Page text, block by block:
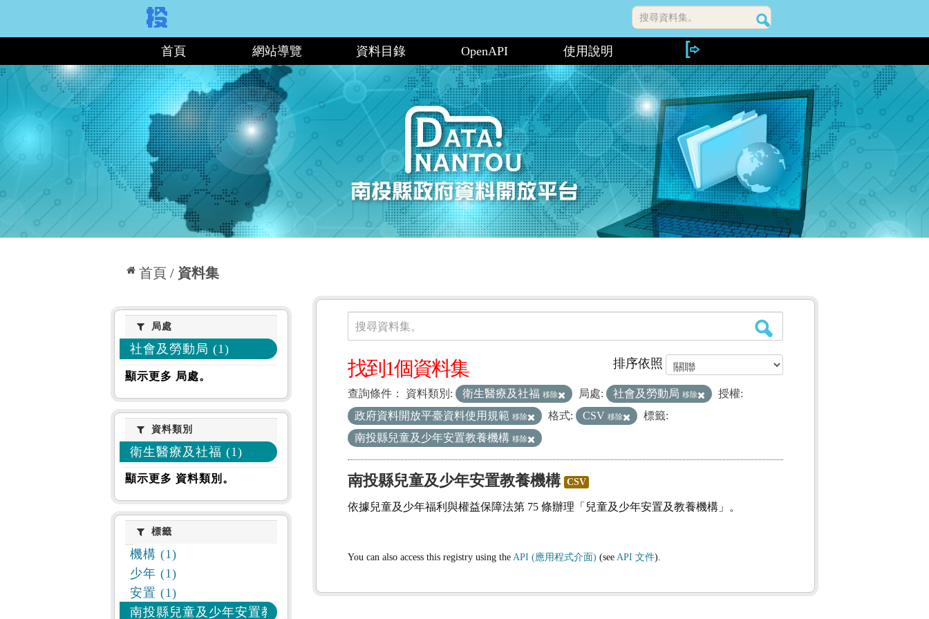
搜尋資料集。
首頁 網站導覽 資料目錄 OpenAPI 使用說明
首頁 資料集
局處局處
社會及勞動局 (1)
顯示更多 局處。
資料類別
資料類別
衛生醫療及社福 (1)
顯示更多 資料類別。
標籤標籤
機構 (1)
少年 (1)
安置 (1)
南投縣兒童及少年安置教養機構 (1)
資料集
搜尋資料集。
排序依照
找到1個資料集
查詢條件： 資料類別: 衛生醫療及社福 移除 局處: 社會及勞動局 移除
授權:
政府資料開放平臺資料使用規範 移除 格式: CSV 移除
標籤:
南投縣兒童及少年安置教養機構 移除
南投縣兒童及少年安置教養機構 CSV
依據兒童及少年福利與權益保障法第 75 條辦理「兒童及少年安置及教養機構」。
You can also access this registry using the API (應用程式介面) (see API 文件).